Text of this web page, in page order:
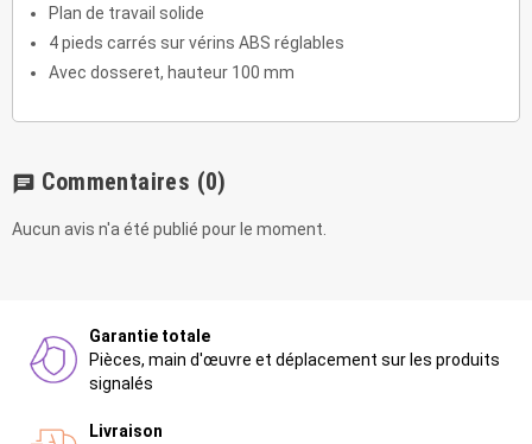
Plan de travail solide
4 pieds carrés sur vérins ABS réglables
Avec dosseret, hauteur 100 mm
chat Commentaires (0)
Aucun avis n'a été publié pour le moment.
Garantie totale
Pièces, main d'œuvre et déplacement sur les produits
signalés
Livraison